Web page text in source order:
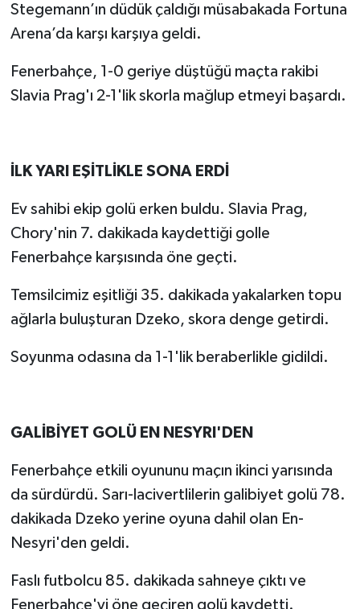
Stegemann’ın düdük çaldığı müsabakada Fortuna
Arena’da karşı karşıya geldi.
Fenerbahçe, 1-0 geriye düştüğü maçta rakibi
Slavia Prag'ı 2-1'lik skorla mağlup etmeyi başardı.
İLK YARI EŞİTLİKLE SONA ERDİ
Ev sahibi ekip golü erken buldu. Slavia Prag,
Chory'nin 7. dakikada kaydettiği golle
Fenerbahçe karşısında öne geçti.
Temsilcimiz eşitliği 35. dakikada yakalarken topu
ağlarla buluşturan Dzeko, skora denge getirdi.
Soyunma odasına da 1-1'lik beraberlikle gidildi.
GALİBİYET GOLÜ EN NESYRI'DEN
Fenerbahçe etkili oyununu maçın ikinci yarısında
da sürdürdü. Sarı-lacivertlilerin galibiyet golü 78.
dakikada Dzeko yerine oyuna dahil olan En-
Nesyri'den geldi.
Faslı futbolcu 85. dakikada sahneye çıktı ve
Fenerbahçe'yi öne geçiren golü kaydetti.